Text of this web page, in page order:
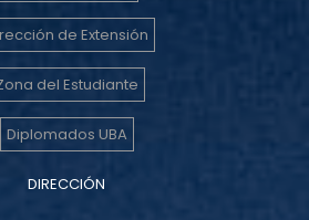
de Extensión
del Estudiante
Diplomados UBA
DIRECCIÓN